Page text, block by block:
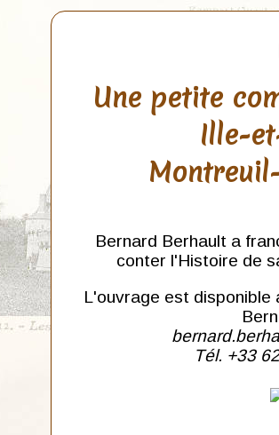
Une petite
Ille-
Bernard Berhault a
conter l'Histoire de
L'ouvrage est disponible
Tél. +33